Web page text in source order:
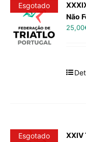
Esgotado
Não
25,00
Esgotado
XXIV